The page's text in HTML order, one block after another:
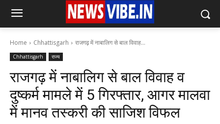
Home Chhattisgarh राजगढ़ में नाबालिग से बाल विवाह...
Chhattisgarh राज्य
राजगढ़ में नाबालिग से बाल विवाह व
दुष्कर्म मामले में 5 गिरफ्तार, आगर मालवा
में मानव तस्करी की साजिश विफल